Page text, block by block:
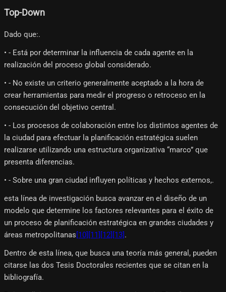
Top-Down
Dado que:.
• - Está por determinar la influencia de cada agente en la
realización del proceso global considerado.
• - No existe un criterio generalmente aceptado a la hora de
crear herramientas para medir el progreso o retroceso en la
consecución del objetivo central.
• - Los procesos de colaboración entre los distintos agentes de
la ciudad para efectuar la planificación estratégica suelen
realizarse utilizando una estructura organizativa “marco” que
presenta diferencias.
• - Sobre una gran ciudad influyen políticas y hechos externos,.
esta línea de investigación busca avanzar en el diseño de un
modelo que determine los factores relevantes para el éxito de
un proceso de planificación estratégica en grandes ciudades y
áreas metropolitanas [10] [11] [12] [13] .
Dentro de esta línea, que busca una teoría más general, pueden
citarse las dos Tesis Doctorales recientes que se citan en la
bibliografía.